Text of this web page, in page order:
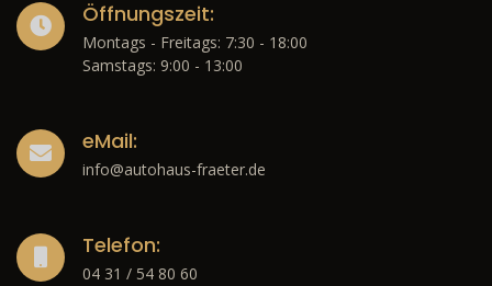
Öffnungszeit:
Montags - Freitags: 7:30 - 18:00
Samstags: 9:00 - 13:00
eMail:
info@autohaus-fraeter.de
Telefon:
04 31 / 54 80 60